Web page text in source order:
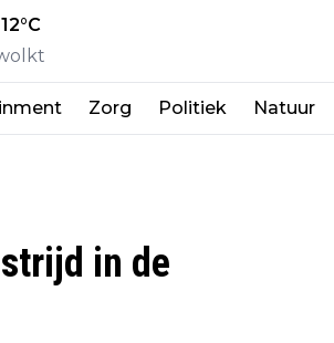
12°C
Zorg Politiek Natuur
in de